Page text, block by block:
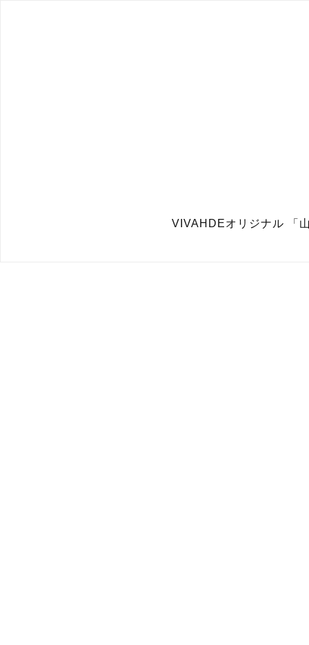
VIVAHDEオリジナル 「